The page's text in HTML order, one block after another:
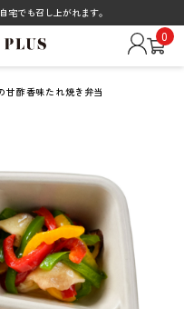
宅でも召し上がれます。
0
甘酢香味たれ焼き弁当